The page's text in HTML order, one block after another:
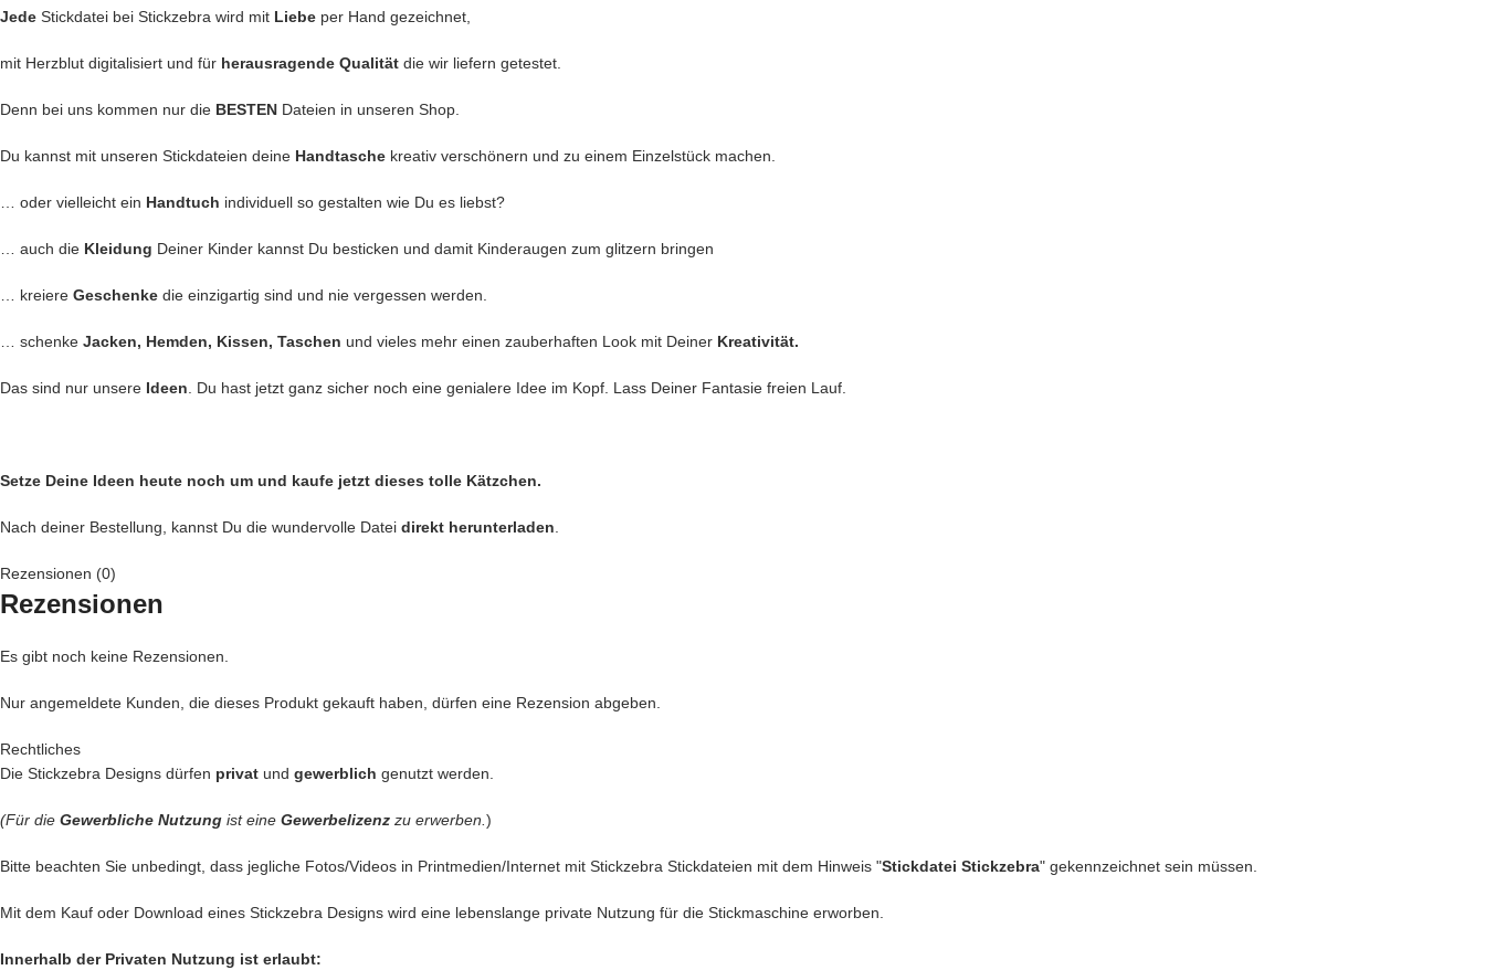
Jede Stickdatei bei Stickzebra wird mit Liebe per Hand gezeichnet,
mit Herzblut digitalisiert und für herausragende Qualität die wir liefern getestet.
Denn bei uns kommen nur die BESTEN Dateien in unseren Shop.
Du kannst mit unseren Stickdateien deine Handtasche kreativ verschönern und zu einem Einzelstück machen.
… oder vielleicht ein Handtuch individuell so gestalten wie Du es liebst?
… auch die Kleidung Deiner Kinder kannst Du besticken und damit Kinderaugen zum glitzern bringen
… kreiere Geschenke die einzigartig sind und nie vergessen werden.
… schenke Jacken, Hemden, Kissen, Taschen und vieles mehr einen zauberhaften Look mit Deiner Kreativität.
Das sind nur unsere Ideen. Du hast jetzt ganz sicher noch eine genialere Idee im Kopf. Lass Deiner Fantasie freien Lauf.
Setze Deine Ideen heute noch um und kaufe jetzt dieses tolle Kätzchen.
Nach deiner Bestellung, kannst Du die wundervolle Datei direkt herunterladen.
Rezensionen (0)
Rezensionen
Es gibt noch keine Rezensionen.
Nur angemeldete Kunden, die dieses Produkt gekauft haben, dürfen eine Rezension abgeben.
Rechtliches
Die Stickzebra Designs dürfen privat und gewerblich genutzt werden.
(Für die Gewerbliche Nutzung ist eine Gewerbelizenz zu erwerben.)
Bitte beachten Sie unbedingt, dass jegliche Fotos/Videos in Printmedien/Internet mit Stickzebra Stickdateien mit dem Hinweis "Stickdatei Stickzebra" gekennzeichnet sein müssen.
Mit dem Kauf oder Download eines Stickzebra Designs wird eine lebenslange private Nutzung für die Stickmaschine erworben.
Innerhalb der Privaten Nutzung ist erlaubt: